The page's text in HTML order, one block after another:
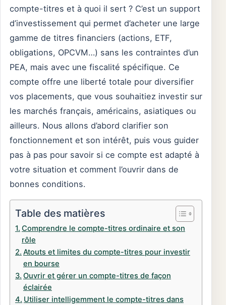
compte-titres et à quoi il sert ? C’est un support
d’investissement qui permet d’acheter une large
gamme de titres financiers (actions, ETF,
obligations, OPCVM…) sans les contraintes d’un
PEA, mais avec une fiscalité spécifique. Ce
compte offre une liberté totale pour diversifier
vos placements, que vous souhaitiez investir sur
les marchés français, américains, asiatiques ou
ailleurs. Nous allons d’abord clarifier son
fonctionnement et son intérêt, puis vous guider
pas à pas pour savoir si ce compte est adapté à
votre situation et comment l’ouvrir dans de
bonnes conditions.
Table des matières
Comprendre le compte-titres ordinaire et son
rôle
Atouts et limites du compte-titres pour investir
en bourse
Ouvrir et gérer un compte-titres de façon
éclairée
Utiliser intelligemment le compte-titres dans